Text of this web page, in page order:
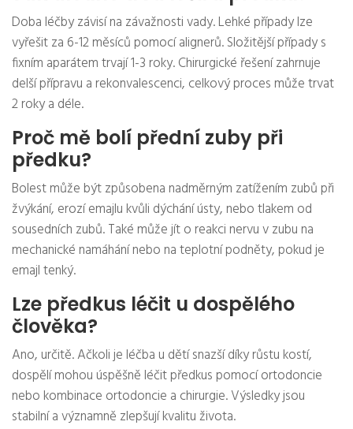
Doba léčby závisí na závažnosti vady. Lehké případy lze
vyřešit za 6-12 měsíců pomocí alignerů. Složitější případy s
fixním aparátem trvají 1-3 roky. Chirurgické řešení zahrnuje
delší přípravu a rekonvalescenci, celkový proces může trvat
2 roky a déle.
Proč mě bolí přední zuby při
předku?
Bolest může být způsobena nadměrným zatížením zubů při
žvýkání, erozí emajlu kvůli dýchání ústy, nebo tlakem od
sousedních zubů. Také může jít o reakci nervu v zubu na
mechanické namáhání nebo na teplotní podněty, pokud je
emajl tenký.
Lze předkus léčit u dospělého
člověka?
Ano, určitě. Ačkoli je léčba u dětí snazší díky růstu kostí,
dospělí mohou úspěšně léčit předkus pomocí ortodoncie
nebo kombinace ortodoncie a chirurgie. Výsledky jsou
stabilní a významně zlepšují kvalitu života.